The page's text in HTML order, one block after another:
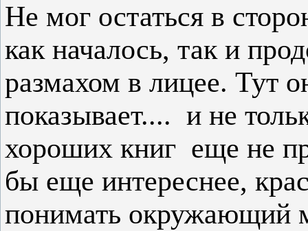
Не мог остаться в
как началось, так и
размахом в лицее. Тут
показывает.... и не
хороших книг еще не
бы еще интереснее,
понимать окружающий